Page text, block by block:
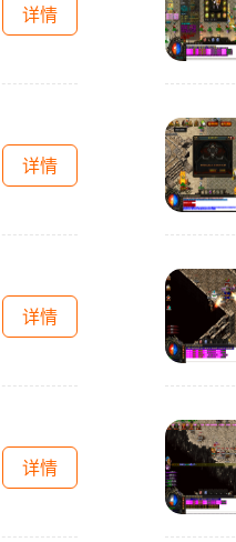
详情
详情
详情
详情